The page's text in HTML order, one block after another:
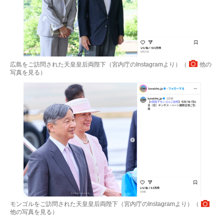
広島をご訪問された天皇皇后両陛下（宮内庁のInstagramより）（
他の
写真を見る ）
モンゴルをご訪問された天皇皇后両陛下（宮内庁のInstagramより）（
他の写真を見る ）